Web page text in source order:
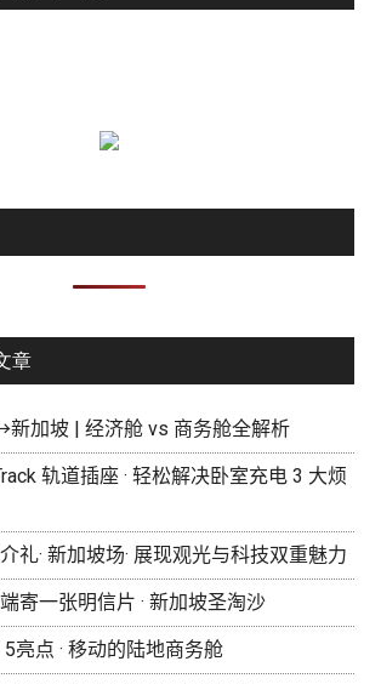
章
新加坡 | 经济舱 vs 商务舱全解析
轨道插座 · 轻松解决卧室充电 3 大烦
礼· 新加坡场· 展现观光与科技双重魅力
寄一张明信片 · 新加坡圣淘沙
亮点 · 移动的陆地商务舱